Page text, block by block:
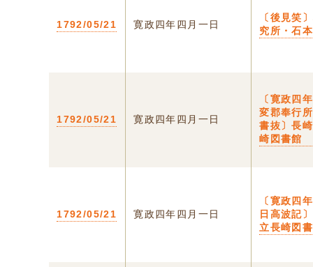
1792/05/21 寛政四年四月一日
〔後見笑
究所・石
1792/05/21 寛政四年四月一日
〔寛政四
変郡奉行
書抜〕長
崎図書館
1792/05/21 寛政四年四月一日
〔寛政四
日高波記
立長崎図